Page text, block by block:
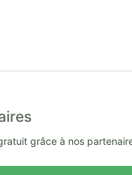
grâce à nos